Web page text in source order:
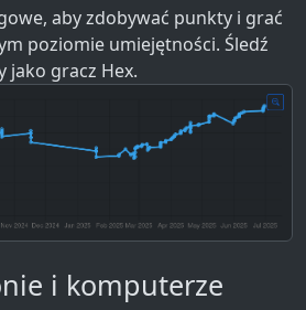
aby zdobywać punkty i grać
poziomie umiejętności. Śledź
jako gracz Hex.
i komputerze